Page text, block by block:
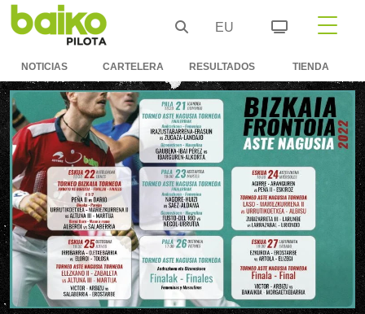
EU
NOTICIAS CARTELERA RESULTADOS TIENDA